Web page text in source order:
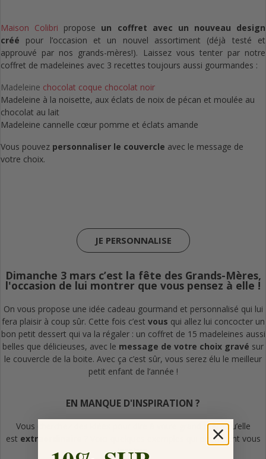
Maison Colibri propose un coffret avec un nouveau design
créé pour l’occasion et un nouvel assortiment (déjà testé et
approuvé par nos grands-mères!). Laissez vous tenter par notre
coffret de madeleines avec 3 recettes toujours aussi gourmandes :
Madeleine chocolat coque chocolat noir
Madeleine à la noisette, aux éclats de noix de pécan et moulée au
chocolat au lait
Madeleine cannelle cœur pomme et éclats amande
Vous pouvez personnaliser le couvercle avec le message de
votre choix.
JE PERSONNALISE
Dimanche 3 mars c’est la fête des Grands-Mères,
l'occasion de lui montrer que vous pensez à elle !
On vous propose une idée cadeau gourmand et personnalisé qui lui
fera plaisir à coup sûr. Cette fois c’est vous qui allez lui concocter un
bon petit dessert qui va la régaler : un coffret de 15 madeleines aussi
belles que délicieuses, avec le message de votre choix gravé sur
le couvercle de la boite. Avec ça c’est sûr, vous serez élu le meilleur
petit enfant de l’année !
EN MANQUE D'INSPIRATION ?
Vous cherchez des idées pour dire à votre grand-mère qu’elle
est extraordinaire
? Voici quelques exemples qui pourraient vous
inspirer.